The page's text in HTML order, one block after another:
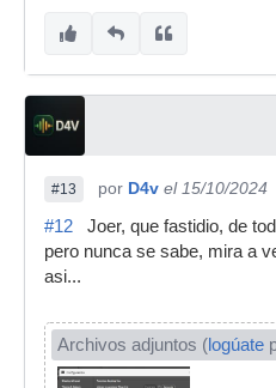
#13 por D4v el 15/10/2024
#12 Joer, que fastidio, de
pero nunca se sabe, mira a
asi...
Archivos adjuntos (logúate